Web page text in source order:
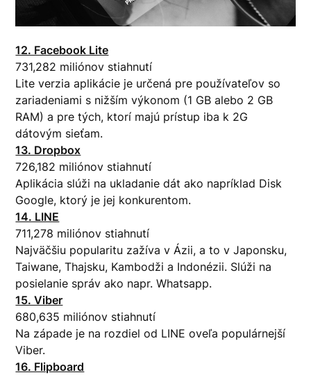
12. Facebook Lite
731,282 miliónov stiahnutí
Lite verzia aplikácie je určená pre používateľov so
zariadeniami s nižším výkonom (1 GB alebo 2 GB
RAM) a pre tých, ktorí majú prístup iba k 2G
dátovým sieťam.
13. Dropbox
726,182 miliónov stiahnutí
Aplikácia slúži na ukladanie dát ako napríklad Disk
Google, ktorý je jej konkurentom.
14. LINE
711,278 miliónov stiahnutí
Najväčšiu popularitu zažíva v Ázii, a to v Japonsku,
Taiwane, Thajsku, Kambodži a Indonézii. Slúži na
posielanie správ ako napr. Whatsapp.
15. Viber
680,635 miliónov stiahnutí
Na západe je na rozdiel od LINE oveľa populárnejší
Viber.
16. Flipboard